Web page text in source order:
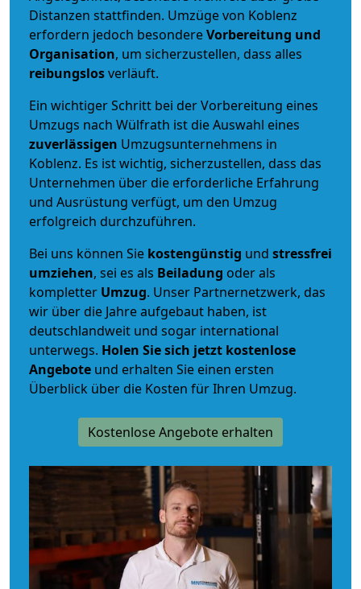
Distanzen stattfinden. Umzüge von Koblenz
erfordern jedoch besondereVorbereitung und
Organisation, um sicherzustellen, dass alles
reibungslosverläuft.
Ein wichtiger Schritt bei der Vorbereitung eines
Umzugs nach Wülfrath ist die Auswahl eines
zuverlässigen Umzugsunternehmens in
Koblenz. Es ist wichtig, sicherzustellen, dass das
Unternehmen über die erforderliche Erfahrung
und Ausrüstung verfügt, um den Umzug
erfolgreich durchzuführen.
Bei uns können Sie kostengünstig und stressfrei
umziehen, sei es als Beiladung oder als
kompletter Umzug. Unser Partnernetzwerk, das
wir über die Jahre aufgebaut haben, ist
deutschlandweit und sogar international
unterwegs. Holen Sie sich jetzt kostenlose
Angebote und erhalten Sie einen ersten
Überblick über die Kosten für Ihren Umzug.
Kostenlose Angebote erhalten